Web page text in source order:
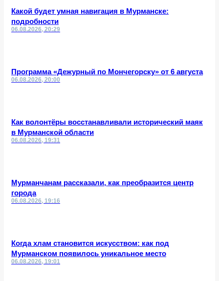
Какой будет умная навигация в Мурманске:
подробности
06.08.2026, 20:29
Программа «Дежурный по Мончегорску» от 6 августа
06.08.2026, 20:00
Как волонтёры восстанавливали исторический маяк
в Мурманской области
06.08.2026, 19:31
Мурманчанам рассказали, как преобразится центр
города
06.08.2026, 19:16
Когда хлам становится искусством: как под
Мурманском появилось уникальное место
06.08.2026, 19:01